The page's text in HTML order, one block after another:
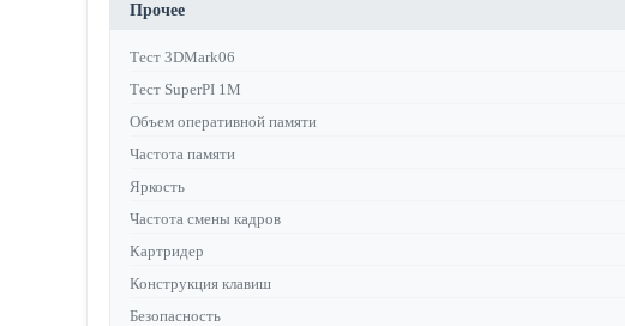
Прочее
Тест 3DMark06
Тест SuperPI 1M
Объем оперативной памяти
Частота памяти
Яркость
Частота смены кадров
Картридер
Конструкция клавиш
Безопасность